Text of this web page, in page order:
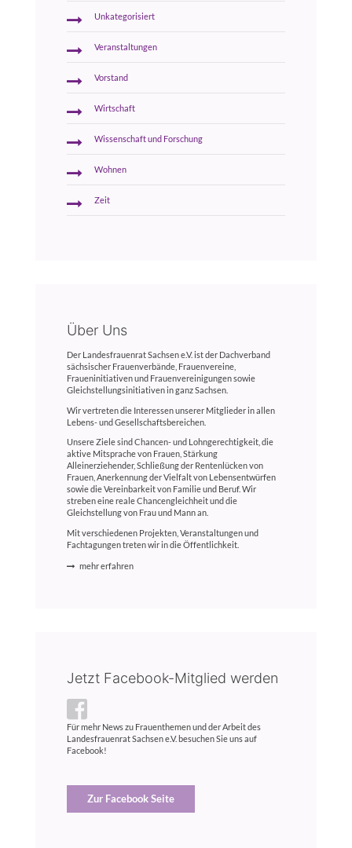
Unkategorisiert
Veranstaltungen
Vorstand
Wirtschaft
Wissenschaft und Forschung
Wohnen
Zeit
Über Uns
Der Landesfrauenrat Sachsen e.V. ist der Dachverband
sächsischer Frauenverbände, Frauenvereine,
Fraueninitiativen und Frauenvereinigungen sowie
Gleichstellungsinitiativen in ganz Sachsen.
Wir vertreten die Interessen unserer Mitglieder in allen
Lebens- und Gesellschaftsbereichen.
Unsere Ziele sind Chancen- und Lohngerechtigkeit, die
aktive Mitsprache von Frauen, Stärkung
Alleinerziehender, Schließung der Rentenlücken von
Frauen, Anerkennung der Vielfalt von Lebensentwürfen
sowie die Vereinbarkeit von Familie und Beruf. Wir
streben eine reale Chancengleichheit und die
Gleichstellung von Frau und Mann an.
Mit verschiedenen Projekten, Veranstaltungen und
Fachtagungen treten wir in die Öffentlichkeit.
mehr erfahren
Jetzt Facebook-Mitglied werden
Für mehr News zu Frauenthemen und der Arbeit des
Landesfrauenrat Sachsen e.V. besuchen Sie uns auf
Facebook!
Zur Facebook Seite